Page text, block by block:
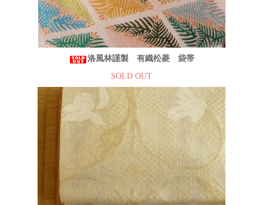
洛風林謹製 有織松菱 袋帯
SOLD OUT